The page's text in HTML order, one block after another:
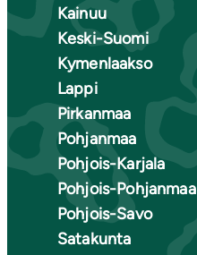
Kainuu
Keski-Suomi
Kymenlaakso
Lappi
Pirkanmaa
Pohjanmaa
Pohjois-Karjala
Pohjois-Pohjanmaa
Pohjois-Savo
Satakunta